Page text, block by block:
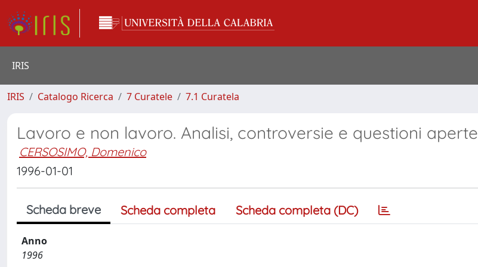
IRIS
IRIS Catalogo Ricerca 7 Curatele 7.1 Curatela
Lavoro e non lavoro. Analisi, controversie e questioni aperte
CERSOSIMO, Domenico
1996-01-01
Scheda breve Scheda completa Scheda completa (DC)
Anno
1996